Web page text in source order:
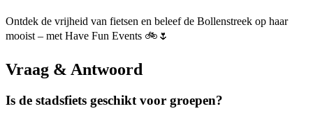
Ontdek de vrijheid van fietsen en beleef de Bollenstreek op haar
mooist – met Have Fun Events 🚲🌷
Vraag & Antwoord
Is de stadsfiets geschikt voor groepen?